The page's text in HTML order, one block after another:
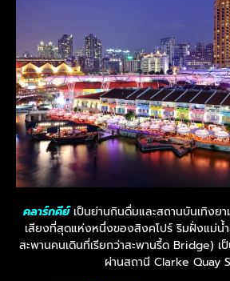
คลาร์กคีย์เป็นย่านกินดื่มและสถานบันเทิงย
เสียงที่สุดแห่งหนึ่งของสิงคโปร์ ริมฝั่งแม่น้
สะพานคนเดินที่เรียกว่าสะพานรี้ด Bridge) เ
ผ่านสถานี Clarke Quay